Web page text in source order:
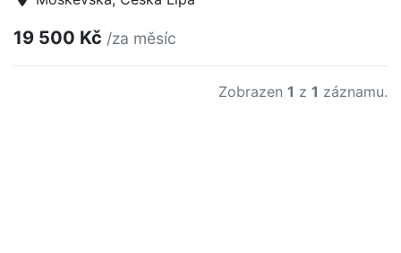
19 500 Kč /za měsíc
Zobrazen 1 z 1 záznamu.